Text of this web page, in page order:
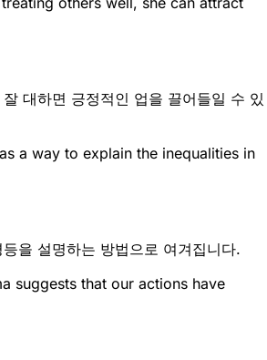
대하면 긍정적인 업을 끌어들일 수 있
a way to explain the inequalities in
을 설명하는 방법으로 여겨집니다.
suggests that our actions have